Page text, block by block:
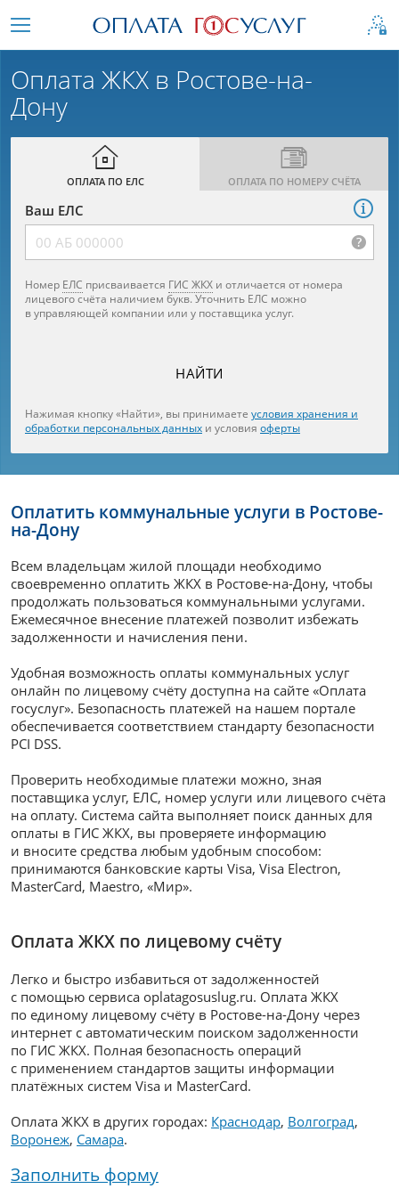
Оплата ЖКХ в Ростове-на-
Дону
ОПЛАТА ПО ЕЛС ОПЛАТА ПО НОМЕРУ СЧЁТА
Ваш ЕЛС
Номер ЕЛС присваивается ГИС ЖКХ
лицевого счёта наличием букв. Уточнить ЕЛС можно
в управляющей компании или у поставщика услуг.
ЖКХ
НАЙТИ
Нажимая кнопку «Найти», вы принимаете условия хранения и
обработки персональных данных и условия оферты
Оплатить коммунальные услуги в Ростове-
на-Дону
Всем владельцам жилой площади необходимо
своевременно оплатить ЖКХ в Ростове-на-Дону, чтобы
продолжать пользоваться коммунальными услугами.
Ежемесячное внесение платежей позволит избежать
задолженности и начисления пени.
Удобная возможность оплаты коммунальных услуг
онлайн по лицевому счёту доступна на сайте «Оплата
госуслуг». Безопасность платежей на нашем портале
обеспечивается соответствием стандарту безопасности
PCI DSS.
Проверить необходимые платежи можно, зная
поставщика услуг, ЕЛС, номер услуги или лицевого счёта
на оплату. Система сайта выполняет поиск данных для
оплаты в ГИС ЖКХ, вы проверяете информацию
и вносите средства любым удобным способом:
принимаются банковские карты Visa, Visa Electron,
MasterCard, Maestro, «Мир».
Оплата ЖКХ по лицевому счёту
Легко и быстро избавиться от задолженностей
с помощью сервиса oplatagosuslug.ru. Оплата ЖКХ
по единому лицевому счёту в Ростове-на-Дону через
интернет с автоматическим поиском задолженности
по ГИС ЖКХ. Полная безопасность операций
с применением стандартов защиты информации
платёжных систем Visa и MasterCard.
Оплата ЖКХ в других городах: Краснодар, Волгоград,
Воронеж, Самара.
Заполнить форму